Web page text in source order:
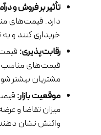
تأثیر بر فروش و
دارد. قیمت‌های
خریداری کنند و
رقابت‌پذیری:
قیمت‌های مناسب و
مشتریان بیشتر
موقعیت بازار:
میزان تقاضا و
واکنش نشان